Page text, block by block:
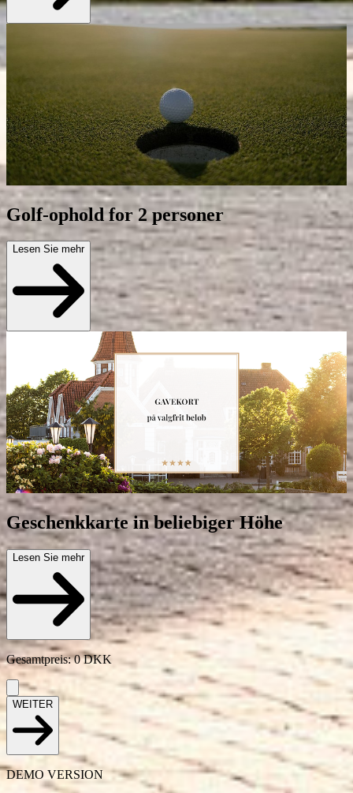
Golf-ophold for 2 personer
Lesen Sie mehr
Geschenkkarte in beliebiger Höhe
Lesen Sie mehr
Gesamtpreis: 0 DKK
WEITER
DEMO VERSION